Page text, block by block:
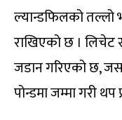
ल्यान्डफिलको तल्लो
राखिएको छ ।
जडान गरिएको छ,
पोन्डमा जम्मा गरी